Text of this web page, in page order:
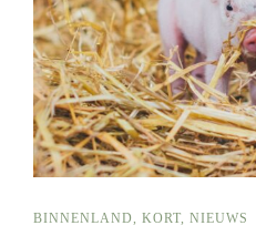
BINNENLAND KORT NIEUWS